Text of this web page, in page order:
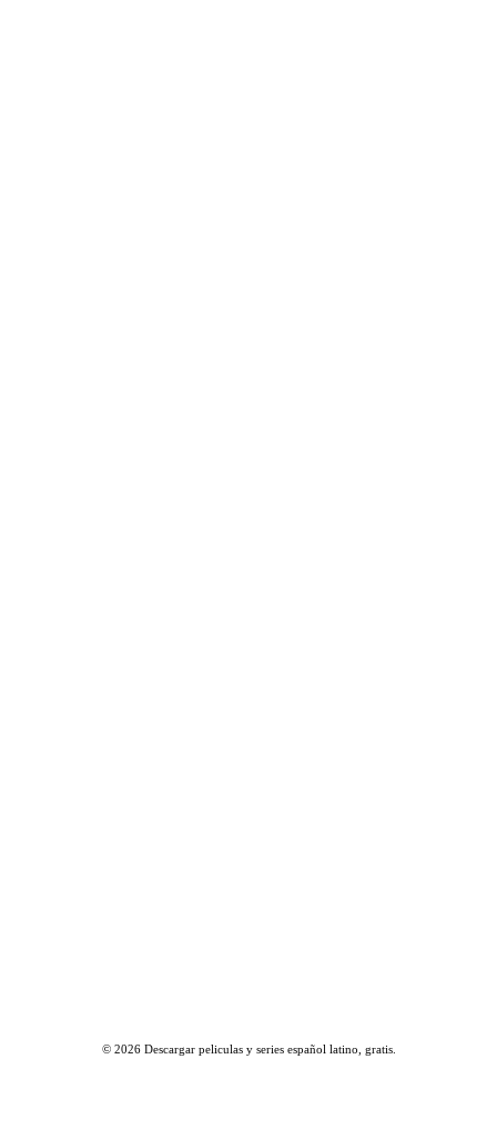
© 2026 Descargar peliculas y series español latino, gratis.